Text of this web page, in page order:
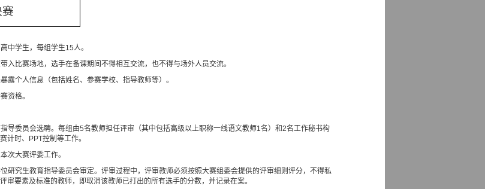
中学生，每组学生15人。
入比赛场地，选手在备课期间不得相互交流，也不得与场外人员交流。
露个人信息（包括姓名、参赛学校、指导教师等）。
资格。
导委员会选聘。每组由5名教师担任评审（其中包括高级以上职称一线语文教师1名）和2名工作秘书构
计时、
PPT控制等工作。
次大赛评委工作。
研究生教育指导委员会审定。评审过程中，评审教师必须按照大赛组委会提供的评审细则评分，不得私
审要素及标准的教师，即取消该教师已打出的所有选手的分数，并记录在案。